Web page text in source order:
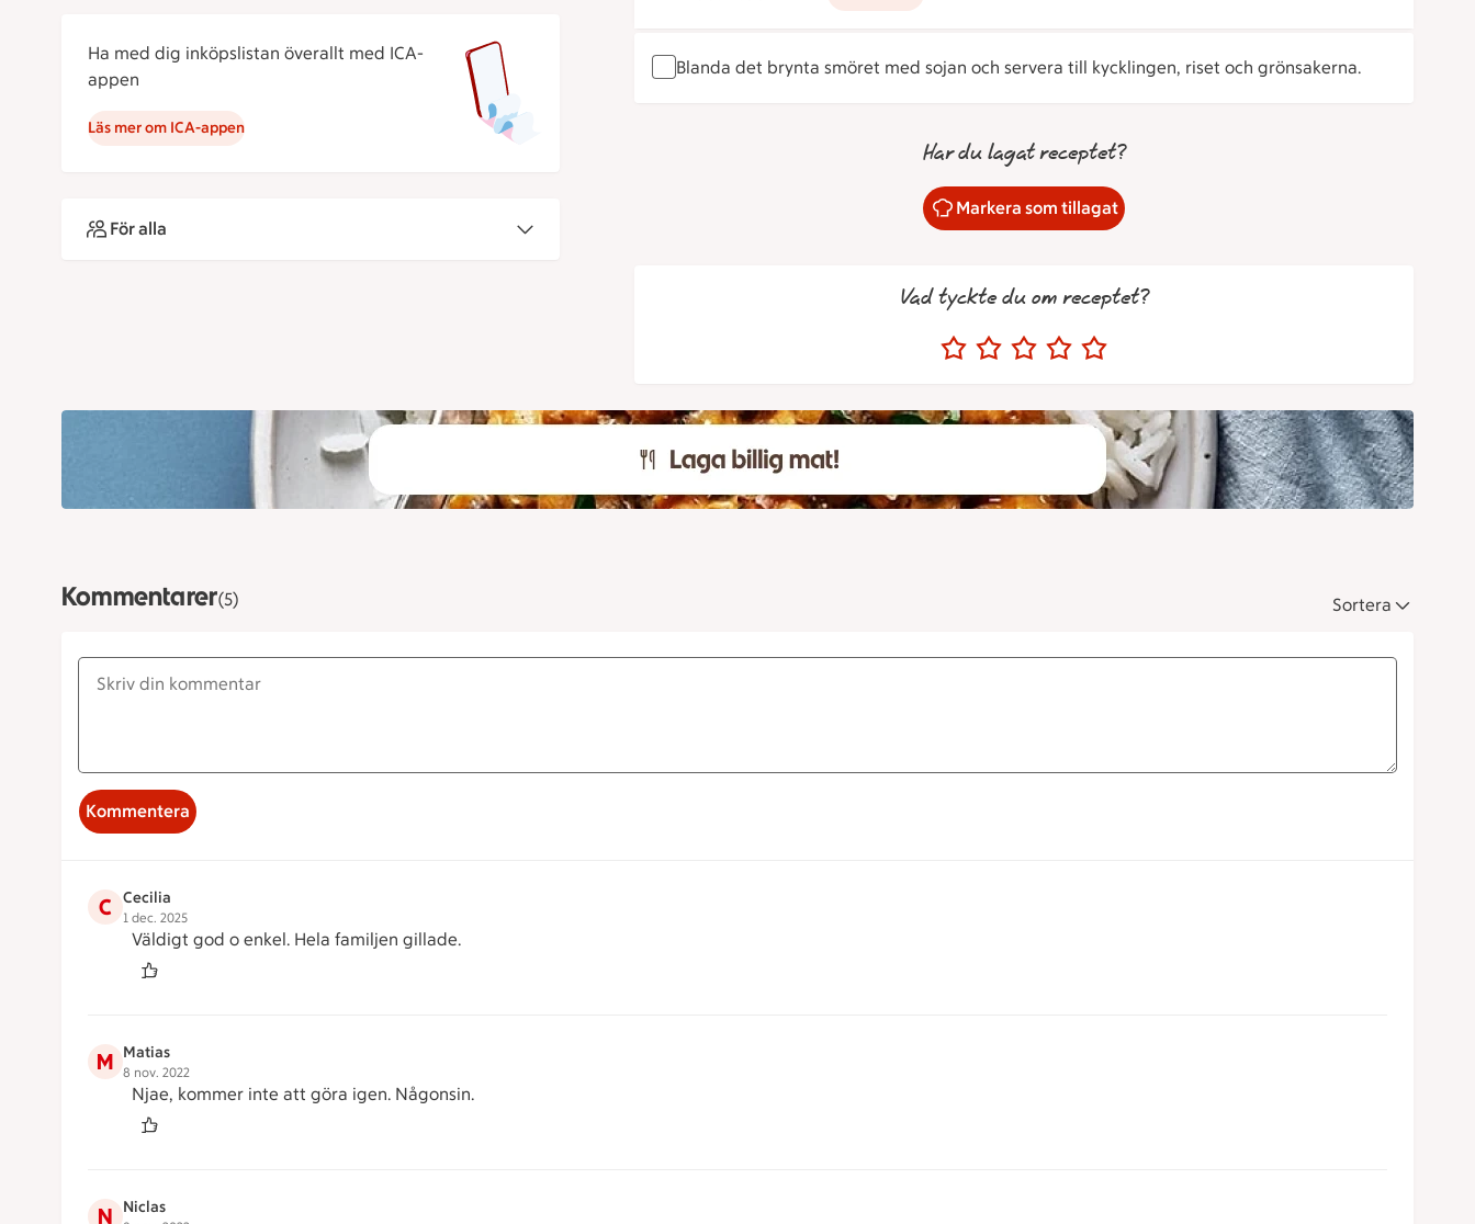
Ha med dig inköpslistan överallt med ICA-
appen
Läs mer om ICA-appen
För alla
Blanda det brynta smöret med sojan och servera till kycklingen, riset och grönsakerna.
Har du lagat receptet?
Markera som tillagat
Vad tyckte du om receptet?
Kommentarer(5) Sortera
Kommentera
C Cecilia
1 dec. 2025
Väldigt god o enkel. Hela familjen gillade.
M Matias
8 nov. 2022
Njae, kommer inte att göra igen. Någonsin.
N Niclas